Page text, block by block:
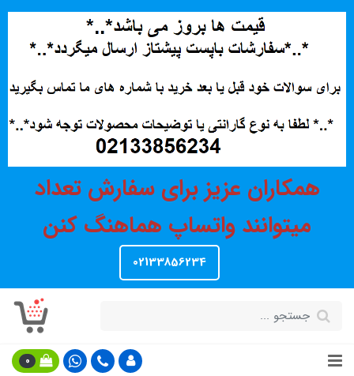
همکاران عزیز برای سفارش تعداد
میتوانند واتساپ هماهنگ کنن
02133856234
0